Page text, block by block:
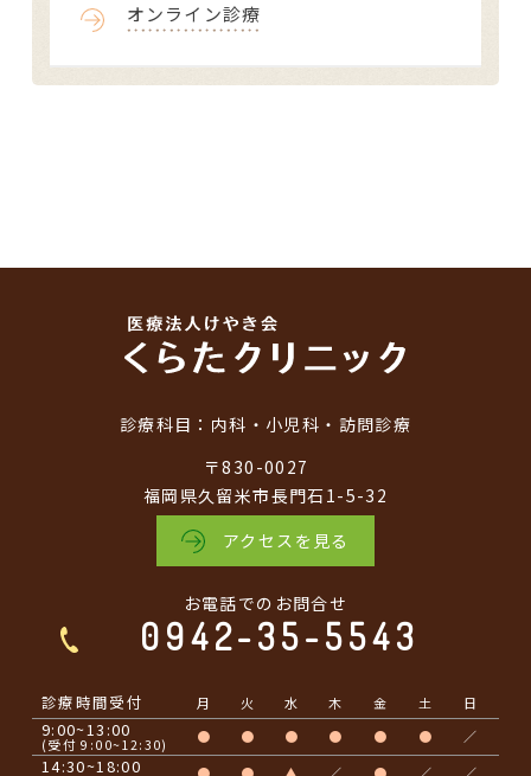
オンライン診療
診療科目： 内科・小児科・訪問診療
〒830-0027
福岡県久留米市長門石1-5-32
アクセスを見る
お電話でのお問合せ
0942-35-5543
診療時間受付 月 火 水 木 金 土 日
9:00~13:00
(受付 9:00~12:30) ● ● ● ● ● ● ／
14:30~18:00